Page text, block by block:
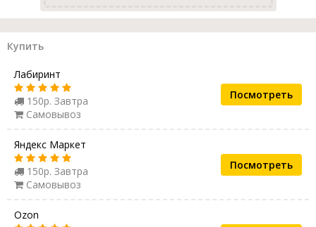
Купить
Лабиринт
150р. Завтра
Самовывоз
Посмотреть
Яндекс Маркет
150р. Завтра
Самовывоз
Посмотреть
Ozon